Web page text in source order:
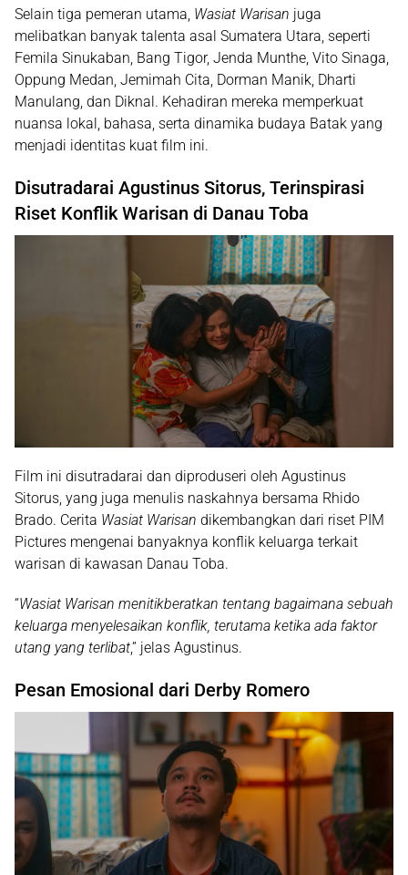
Selain tiga pemeran utama, Wasiat Warisan juga
melibatkan banyak talenta asal Sumatera Utara, seperti
Femila Sinukaban Bang Tigor, Jenda Munthe Vito Sinaga
Oppung Medan Jemimah Cita Dorman Manik Dharti
Manulang , dan Diknal. Kehadiran mereka memperkuat
nuansa lokal, bahasa, serta dinamika budaya Batak yang
menjadi identitas kuat film ini.
Disutradarai Agustinus Sitorus, Terinspirasi
Riset Konflik Warisan di Danau Toba
Film ini disutradarai dan diproduseri oleh Agustinus
Sitorus, yang juga menulis naskahnya bersama Rhido
Brado. Cerita Wasiat Warisan dikembangkan dari riset PIM
Pictures mengenai banyaknya konflik keluarga terkait
warisan di kawasan Danau Toba.
“Wasiat Warisan menitikberatkan tentang bagaimana sebuah
keluarga menyelesaikan konflik, terutama ketika ada faktor
utang yang terlibat,” jelas Agustinus.
Pesan Emosional dari Derby Romero